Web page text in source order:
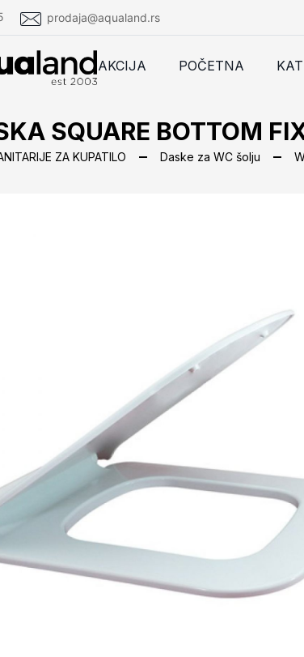
prodaja@aqualand.rs
AKCIJA POČETNA
SQUARE BOTTOM
ZA KUPATILO Daske za WC šolju
BOTTOM FIX